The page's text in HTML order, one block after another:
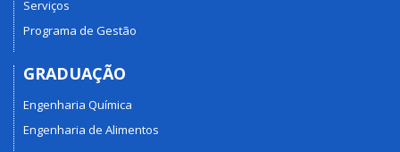
Serviços
Programa de Gestão
GRADUAÇÃO
Engenharia Química
Engenharia de Alimentos